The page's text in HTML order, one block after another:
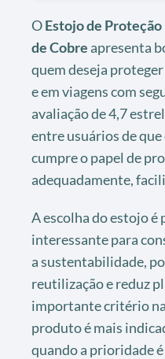
OEstojo de Proteção
de Cobre apresenta
quem deseja
e em viagens com
avaliação de 4,7
entre usuários de
cumpre o papel de
adequadamente,
A escolha do estojo
interessante para
a sustentabilidade,
reutilização e reduz
importante critério
produto é mais
quando a prioridade